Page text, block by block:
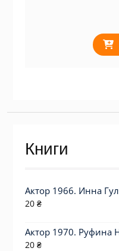
Книги
Актор 1966. Инна
20 ₴
Актор 1970. Руфина
20 ₴